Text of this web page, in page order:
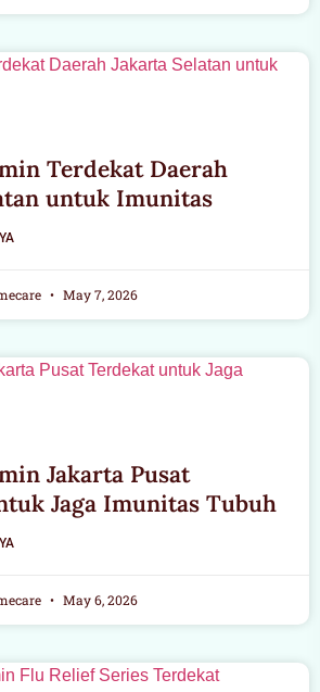
Terdekat Daerah
untuk Imunitas
May 7, 2026
Jakarta Pusat
Jaga Imunitas Tubuh
May 6, 2026